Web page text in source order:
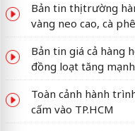
Bản tin thị trường
vàng neo cao, cà
Bản tin giá cả hàng
đồng loạt tăng mạnh
Toàn cảnh hành
cấm vào TP.HCM